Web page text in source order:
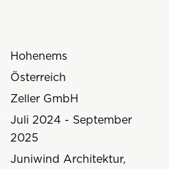
Hohenems
Österreich
Zeller GmbH
Juli 2024 - September
2025
Juniwind Architektur,